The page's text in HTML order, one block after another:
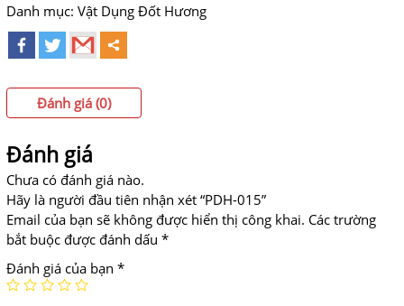
Danh mục: Vật Dụng Đốt Hương
Đánh giá (0)
Đánh giá
Chưa có đánh giá nào.
Hãy là người đầu tiên nhận xét “PDH-015”
Email của bạn sẽ không được hiển thị công khai. Các trường
bắt buộc được đánh dấu *
Đánh giá của bạn *